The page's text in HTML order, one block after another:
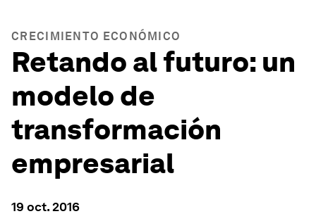
CRECIMIENTO ECONÓMICO
Retando al futuro: un
modelo de
transformación
empresarial
19 oct. 2016